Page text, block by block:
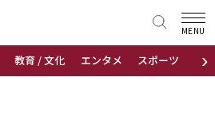
›
教育 / 文化 エンタメ スポーツ 地域
MENU